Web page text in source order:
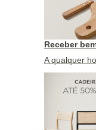
Receber
A qualquer